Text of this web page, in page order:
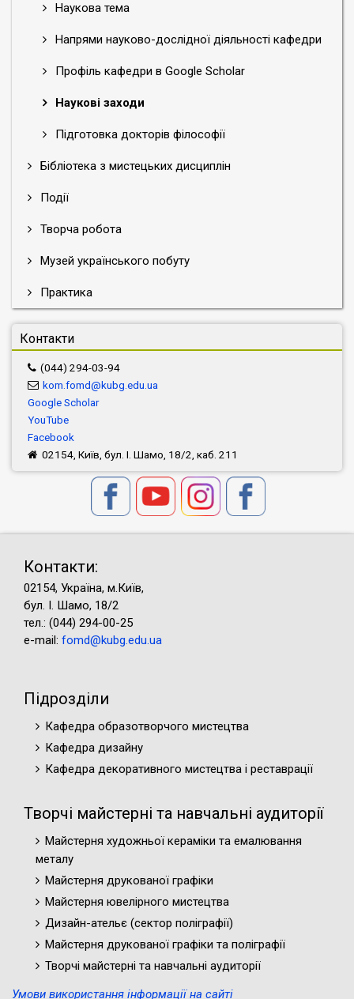
Наукова тема
Напрями науково-дослідної діяльності кафедри
Профіль кафедри в Google Scholar
Наукові заходи
Підготовка докторів філософії
Бібліотека з мистецьких дисциплін
Події
Творча робота
Музей українського побуту
Практика
Контакти
(044) 294-03-94
kom.fomd@kubg.edu.ua
Google Scholar
YouTube
Facebook
02154, Київ, бул. І. Шамо, 18/2, каб. 211
Контакти:
02154, Україна, м.Київ,
бул. І. Шамо, 18/2
тел.: (044) 294-00-25
e-mail: fomd@kubg.edu.ua
Підрозділи
Кафедра образотворчого мистецтва
Кафедра дизайну
Кафедра декоративного мистецтва і реставрації
Творчі майстерні та навчальні аудиторії
Майстерня художньої кераміки та емалювання
металу
Майстерня друкованої графіки
Майстерня ювелірного мистецтва
Дизайн-ательє (cектор поліграфії)
Майстерня друкованої графіки та поліграфії
Творчі майстерні та навчальні аудиторії
Умови використання інформації на сайті